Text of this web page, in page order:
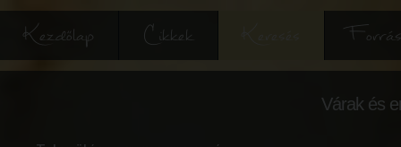
Kezdőlap Cikkek
Várak és